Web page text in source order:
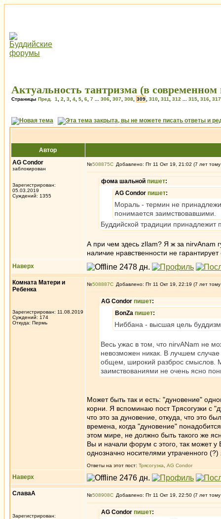
Актуальность тантризма (в современном
Страницы Пред. 1 2 3 4 5 6 7 306 307 308 309 310 311 312 315 316 317
Автор
AG Condor
заблокирован
Зарегистрирован:
05.03.2019
Суждений: 1355
№508875 Добавлено: Пт 11 Окт 19, 21:02 (7 лет
фома шальной пишет:
AG Condor пишет:
Мораль - термин не
понимается заимствовавшими.
Буддийской традиции
А при чем здесь zIlam? Я ж за nirvAnam
наличие нравственности не
Наверх
Комната Матери и
Ребенка
Зарегистрирован: 11.08.2019
Суждений: 174
Откуда: Пермь
№508887 Добавлено: Пт 11 Окт 19, 22:19 (7 лет
AG Condor пишет:
BonZa пишет:
Ниббана - высшая цель
Весь ужас в том, что nirvANam не
невозможен никак. В лучшем
общем, широкий разброс смыслов.
заимствованиями не очень ясно
Может быть так и есть: "дуновение"
корни. Я вспоминаю пост Трясогузки с
что это за дуновение, откуда, что это
времена, когда "дуновение"
этом мире, не должно быть такого же
Вы и начали форум с этого, так может у
однозначно носителями утраченного (?)
Ответы на этот пост: Трясогузка AG Condor
Наверх
СлаваА
Зарегистрирован:
№508908 Добавлено: Пт 11 Окт 19, 22:50 (7 лет
AG Condor пишет: